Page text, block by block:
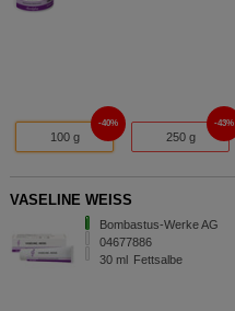
100 g
40%
250 g
43%
VASELINE WEISS
Bombastus-Werke AG
04677886
30 ml Fettsalbe